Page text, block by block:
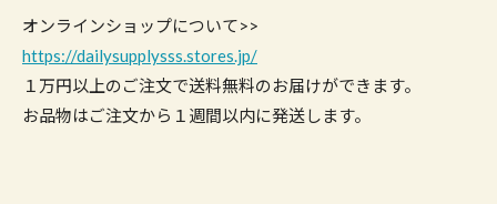
オンラインショップについて>>
https://dailysupplysss.stores.jp/
１万円以上のご注文で送料無料のお届けができます。
お品物はご注文から１週間以内に発送します。